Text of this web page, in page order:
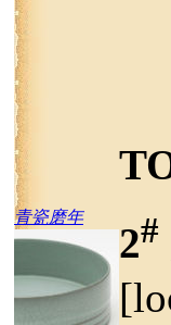
青瓷磨年
2#